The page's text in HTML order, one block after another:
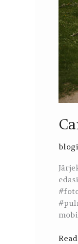
blogi